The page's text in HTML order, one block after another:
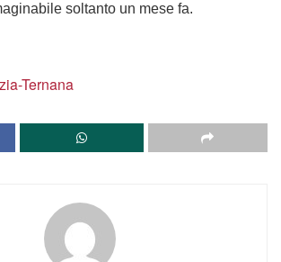
soltanto un mese fa.
Ternana